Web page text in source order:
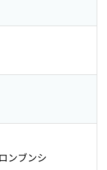
ンブンシ